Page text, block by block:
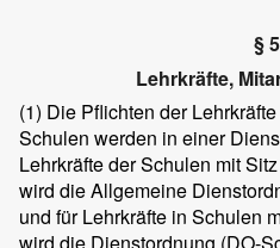
§ 5
Lehrkräfte,
(1) Die Pflichten der
Schulen werden in einer
Lehrkräfte der Schulen mit
wird die Allgemeine
und für Lehrkräfte in Schulen